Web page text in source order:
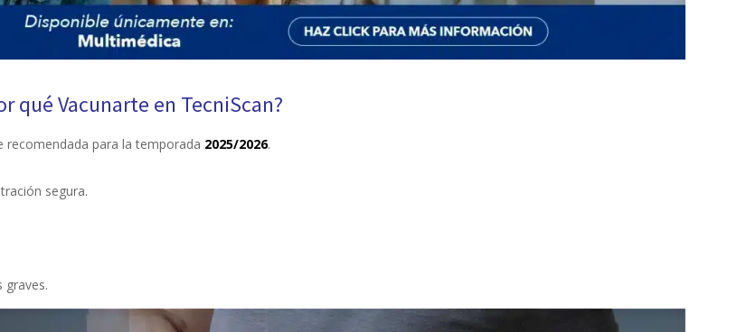
qué Vacunarte en TecniScan?
recomendada para la temporada 2025/2026.
segura.
graves.